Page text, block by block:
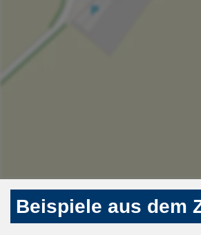
Beispiele aus dem